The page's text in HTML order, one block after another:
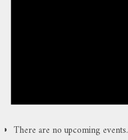
There are no upcoming events.